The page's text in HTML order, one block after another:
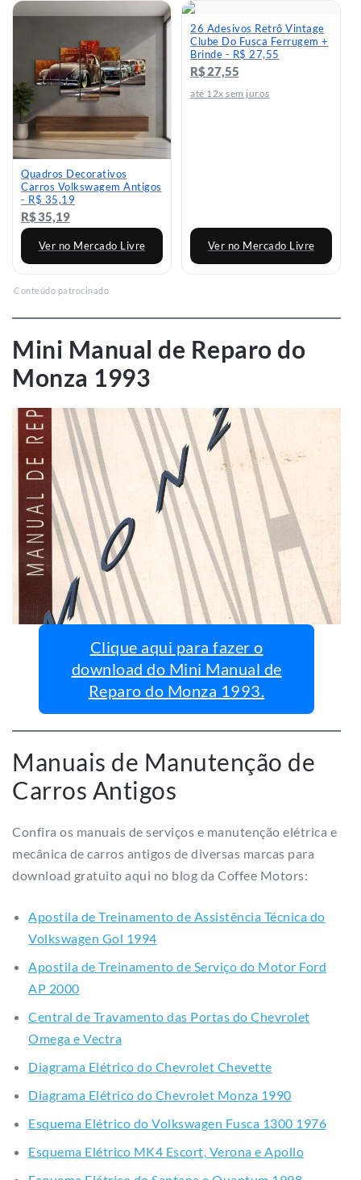
Quadros Decorativos
Carros Volkswagem Antigos
- R$ 35,19
R$ 35,19
Ver no Mercado Livre
26 Adesivos Retrô Vintage
Clube Do Fusca Ferrugem +
Brinde - R$ 27,55
R$ 27,55
até 12x sem juros
Ver no Mercado Livre
Conteúdo patrocinado
Mini Manual de Reparo do
Monza 1993
Clique aqui para fazer o
download do Mini Manual de
Reparo do Monza 1993.
Manuais de Manutenção de
Carros Antigos
Confira os manuais de serviços e manutenção elétrica e
mecânica de carros antigos de diversas marcas para
download gratuito aqui no blog da Coffee Motors:
Apostila de Treinamento de Assistência Técnica do
Volkswagen Gol 1994
Apostila de Treinamento de Serviço do Motor Ford
AP 2000
Central de Travamento das Portas do Chevrolet
Omega e Vectra
Diagrama Elétrico do Chevrolet Chevette
Diagrama Elétrico do Chevrolet Monza 1990
Esquema Elétrico do Volkswagen Fusca 1300 1976
Esquema Elétrico MK4 Escort, Verona e Apollo